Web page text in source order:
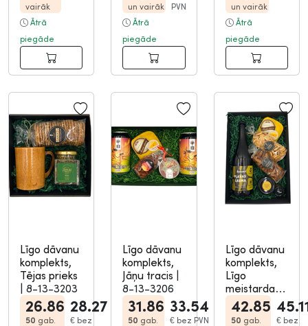
vairāk
Ātrā
piegāde
un vairāk
PVN
Ātrā
piegāde
un vairāk
Ātrā
piegāde
Līgo dāvanu
komplekts,
Tējas prieks
8-13-3203
26.86
50 gab.
28.27
€ bez
Līgo dāvanu
komplekts,
Jāņu tracis
8-13-3206
31.86
50 gab.
33.54
€ bez PVN
Līgo dāvanu
komplekts,
Līgo
meistardarb
s | 8-13-
3210
42.85
50 gab.
€ bez